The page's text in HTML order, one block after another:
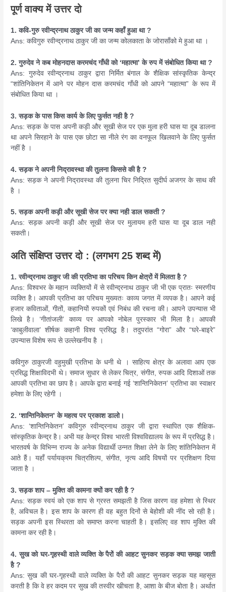
पूर्ण वाक्य में उत्तर दो
1. कवि-गुरु रवीन्द्रनाथ ठाकुर जी का जन्म कहाँ हुआ था ?
Ans: कविगुरु रवीन्द्रनाथ ठाकुर जी का जन्म कोलकाता के जोरासाँको मे हुआ था ।
2. गुरुदेव ने कब मोहनदास करमचंद गाँधी को ‘महात्मा’ के रुप में संबोधित किया था ?
Ans: गुरुदेव रवीन्द्रनाथ ठाकुर द्वारा निर्मित बंगाल के शैक्षिक सांस्कृतिक केन्द्र
“शांतिनिकेतन में आने पर मोहन दास करमचंद गाँधी को आपने “महात्मा” के रूप में
संबोधित किया था ।
3. सड़क के पास किस कार्य के लिए फुर्सत नही है ?
Ans: सड़क के पास अपनी कड़ी और सूखी सेज पर एक मुला हरी घास या दूब डालना
था अपने सिरहाने के पास एक छोटा सा नीले रंग का वनफूल खिलवाने के लिए फुर्सत
नहीं है ।
4. सड़क ने अपनी निद्रावस्था की तुलना किससे की है ?
Ans: सड़क ने अपनी निद्रावस्था की तुलना चिर निद्रित सुदीर्घ अजगर के साथ की
है ।
5. सड़क अपनी कड़ी और सूखी सेज पर क्या नही डाल सकती ?
Ans: सड़क अपनी कड़ी और सूखी सेज पर मुलायम हरी घास या दूब डाल नही
सकती।
अति संक्षिप्त उत्तर दो : (लगभग 25 शब्द में)
1. रवीन्द्रनाथ ठाकुर जी की प्रतिभा का परिचय किन क्षेत्रों में मिलता है ?
Ans: विश्वभर के महान व्यक्तियों में से रवीन्द्रनाथ ठाकुर जी भी एक प्रातः स्मरणीय
व्यक्ति है। आपकी प्रतिभा का परिचय मुख्यतः काव्य जगत में व्यपक है। आपने कई
हजार कविताओं, गीतों, कहानियों रुपकों एवं निबंध की रचना की। आपने उपन्यास भी
लिखे है। ‘गीतांजली’ काव्य पर आपको नोबेल पुरस्कार भी मिला है। आपकी
‘काबुलीवाला’ शीर्षक कहानी विश्व प्रसिद्ध है। तदुपरांत “गोरा” और “घरे-बाइरे”
उपन्यास विशेष रूप से उल्लेखनीय है ।
कविगुरु ठाकुरजी वहुमुखी प्रतिभा के धनी थे । साहित्य क्षेत्र के अलावा आप एक
प्रसिद्ध शिक्षाविदभी थे। समाज सुधार से लेकर चित्र, संगीत, रुपक आदि दिशाओं तक
आपकी प्रतिभा का छाप है। आपके द्वारा बनाई गई ‘शान्तिनिकेतन’ प्रतिभा का स्वाक्षर
हमेशा के लिए रहेगी ।
2. ‘शान्तिनिकेतन’ के महत्व पर प्रकाश डालो।
Ans: ‘शान्तिनिकेतन’ कविगुरु रवीन्द्रनाथ ठाकुर जी द्वारा स्थापित एक शैक्षिक-
सांस्कृतिक केन्द्र है। अभी यह केन्द्र विश्व भारती विश्वविद्यालय के रूप में प्रसिद्ध है।
भारतवर्ष के विभिन्न राज्य के अनेक विद्यार्थी उन्नत शिक्षा लेने के लिए शांतिनिकेतन में
आते हैं। यहाँ पर्यायक्रम चित्रशिल्प, संगीत, नृत्य आदि विषयों पर प्रशिक्षण दिया
जाता है ।
3. सड़क शाप – मुक्ति की कामना क्यों कर रही है ?
Ans: सड़क स्वयं को एक शाप से ग्रस्त समझती है जिस कारण वह हमेशा से स्थिर
है, अविचल है। इस शाप के कारण ही वह बहुत दिनों से बेहोशी की नींद सो रही है।
सड़क अपनी इस स्थिरता को समाप्त करना चाहती है। इसलिए वह शाप मुक्ति की
कामना कर रही है।
4. सुख को घर-गृहस्थी वाले व्यक्ति के पैरों की आहट सुनकर सड़क क्या समझ जाती
है ?
Ans: सुख की घर-गृहस्थी वाले व्यक्ति के पैरों की आहट सुनकर सड़क यह महसूस
करती है कि वे हर कदम पर सुख की तस्वीर खीचता है, आशा के बीज बोता है। अर्थात